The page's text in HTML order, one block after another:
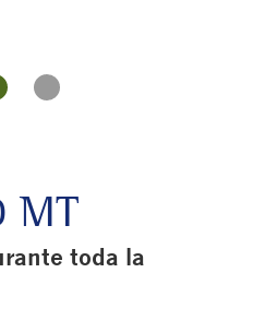
MT
toda la